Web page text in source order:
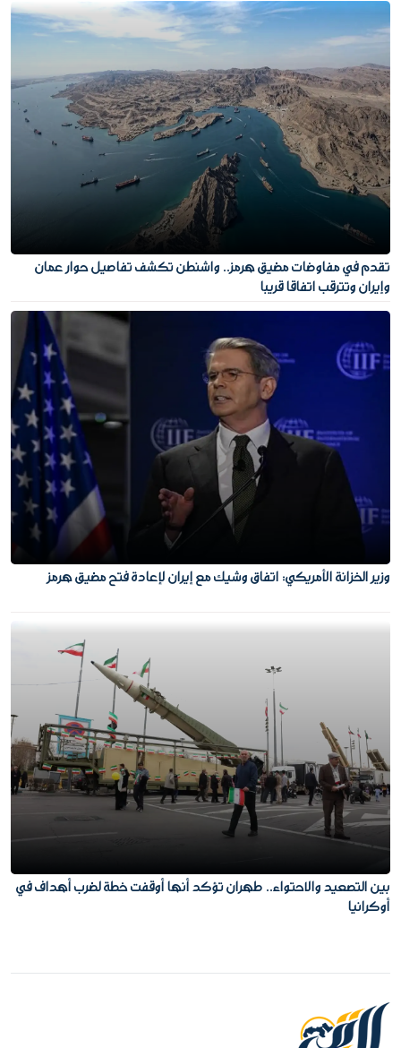
تقدم في مفاوضات مضيق هرمز.. واشنطن تكشف تفاصيل حوار عمان
وإيران وتترقب اتفاقا قريبا
وزير الخزانة الأمريكي: اتفاق وشيك مع إيران لإعادة فتح مضيق هرمز
بين التصعيد والاحتواء.. طهران تؤكد أنها أوقفت خطة لضرب أهداف في
أوكرانيا